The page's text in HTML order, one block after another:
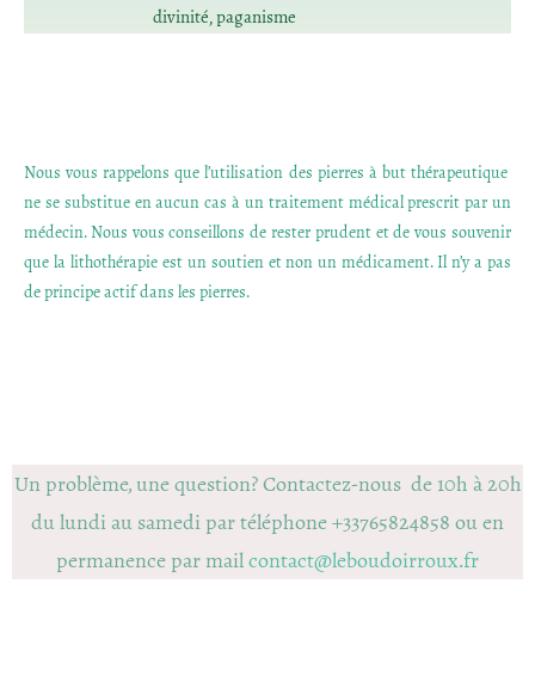
divinité, paganisme
Nous vous rappelons que l’utilisation des pierres à but thérapeutique
ne se substitue en aucun cas à un traitement médical prescrit par un
médecin. Nous vous conseillons de rester prudent et de vous souvenir
que la lithothérapie est un soutien et non un médicament. Il n’y a pas
de principe actif dans les pierres.
Un problème, une question? Contactez-nous de 10h à 20h
du lundi au samedi par téléphone +33765824858 ou en
permanence par mailcontact@leboudoirroux.fr